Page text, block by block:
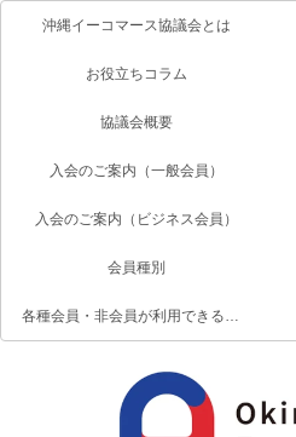
沖縄イーコマース協議会とは
お役立ちコラム
協議会概要
入会のご案内（一般会員）
入会のご案内（ビジネス会員）
会員種別
各種会員・非会員が利用できるサービス一覧